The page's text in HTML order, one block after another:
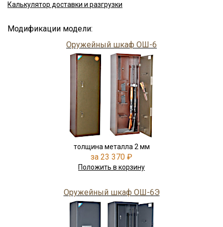
Калькулятор доставки и разгрузки
Модификации модели:
Оружейный шкаф ОШ-6
толщина металла 2 мм
за 23 370 ₽
Положить в корзину
Оружейный шкаф ОШ-6Э